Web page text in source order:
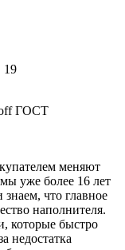
19
меняют
уже более 16 лет
что главное
наполнителя.
которые быстро
недостатка